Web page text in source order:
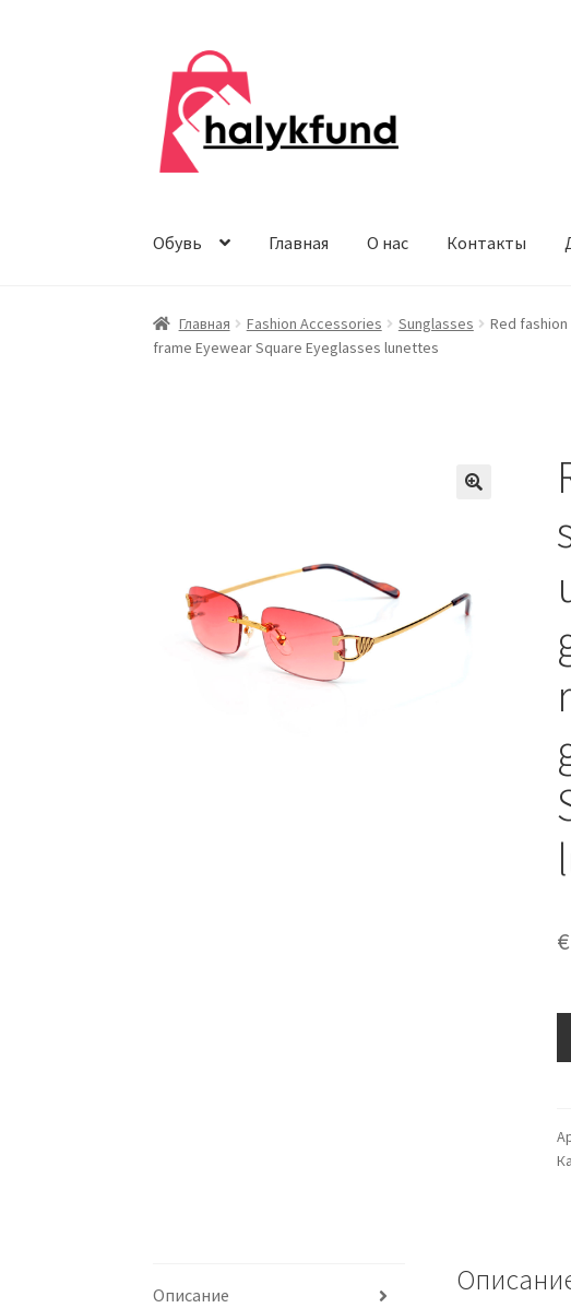
Перейти
навигации
Перейти
содержимому
Обувь Главная О нас Контакты
Главная Fashion Accessories Sunglasses
Red
frame Eyewear Square Eyeglasses lunettes
€
Описание